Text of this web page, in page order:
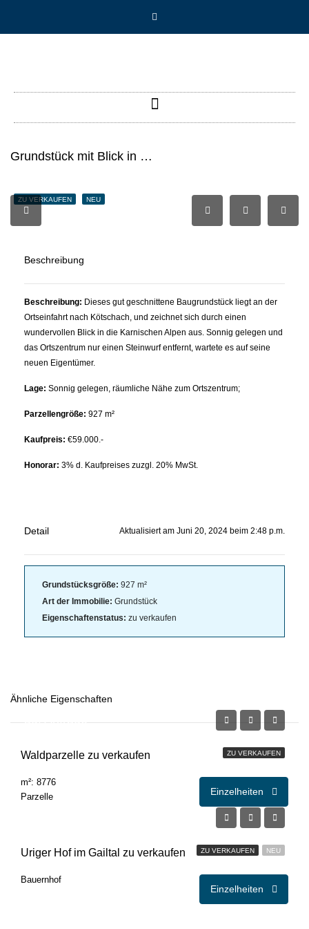
Grundstück mit Blick in die Karnischen Alpen
ZU VERKAUFEN NEU
Beschreibung
Beschreibung: Dieses gut geschnittene Baugrundstück liegt an der
Ortseinfahrt nach Kötschach, und zeichnet sich durch einen
wundervollen Blick in die Karnischen Alpen aus. Sonnig gelegen und
das Ortszentrum nur einen Steinwurf entfernt, wartete es auf seine
neuen Eigentümer.
Lage: Sonnig gelegen, räumliche Nähe zum Ortszentrum;
Parzellengröße: 927 m²
Kaufpreis: €59.000.-
Honorar: 3% d. Kaufpreises zuzgl. 20% MwSt.
Detail Aktualisiert am Juni 20, 2024 beim 2:48 p.m.
Grundstücksgröße: 927 m²
Art der Immobilie: Grundstück
Eigenschaftenstatus: zu verkaufen
Ähnliche Eigenschaften
ZU VERKAUFEN
auf Anfrage
Waldparzelle zu verkaufen
m²: 8776
Parzelle
Einzelheiten
ZU VERKAUFEN NEU
Uriger Hof im Gailtal zu verkaufen
Bauernhof
Einzelheiten